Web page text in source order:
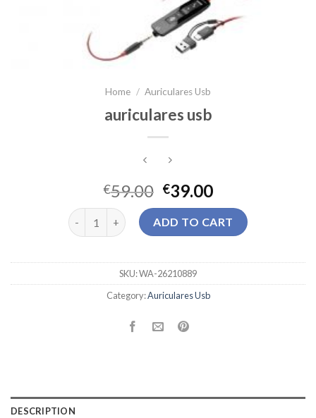
Home / Auriculares Usb
auriculares usb
€59.00 €39.00
auriculares usb quantityADD TO CART
SKU:WA-26210889
Category:Auriculares Usb
DESCRIPTION